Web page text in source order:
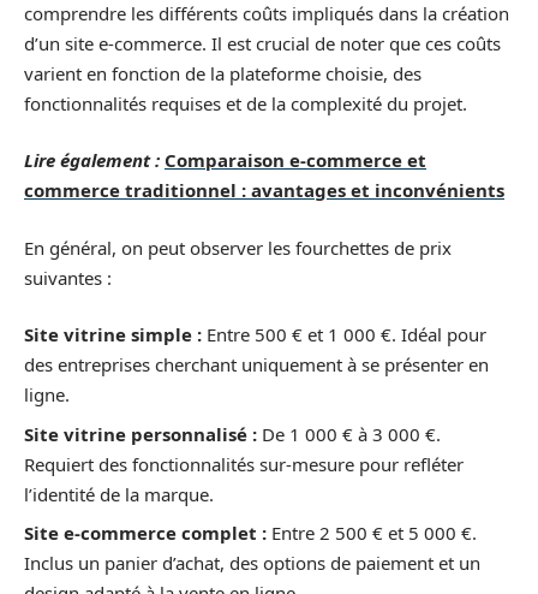
comprendre les différents coûts impliqués dans la création
d’un site e-commerce. Il est crucial de noter que ces coûts
varient en fonction de la plateforme choisie, des
fonctionnalités requises et de la complexité du projet.
Lire également : Comparaison e-commerce et
commerce traditionnel : avantages et inconvénients
En général, on peut observer les fourchettes de prix
suivantes :
Site vitrine simple : Entre 500 € et 1 000 €. Idéal pour
des entreprises cherchant uniquement à se présenter en
ligne.
Site vitrine personnalisé : De 1 000 € à 3 000 €.
Requiert des fonctionnalités sur-mesure pour refléter
l’identité de la marque.
Site e-commerce complet : Entre 2 500 € et 5 000 €.
Inclus un panier d’achat, des options de paiement et un